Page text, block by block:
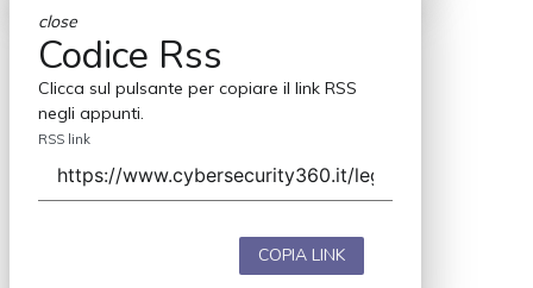
close
Codice Rss
Clicca sul pulsante per copiare il link RSS
negli appunti.
RSS link
COPIA LINK